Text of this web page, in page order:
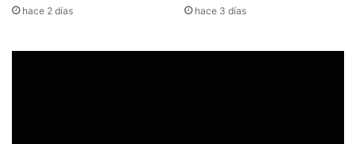
hace 2 días hace 3 días